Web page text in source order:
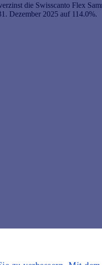
die Swisscanto Flex
Dezember 2025 auf 114.0%.